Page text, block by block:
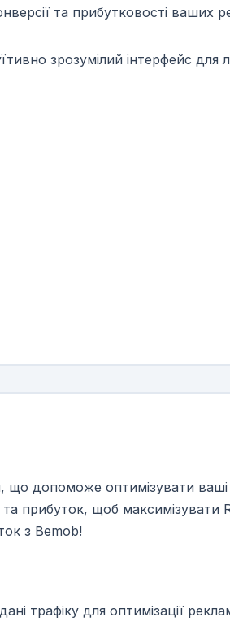
та прибутковості ваших
зрозумілий інтерфейс для
допоможе оптимізувати ваші
та прибуток, щоб максимізувати
з Bemob!
трафіку для оптимізації